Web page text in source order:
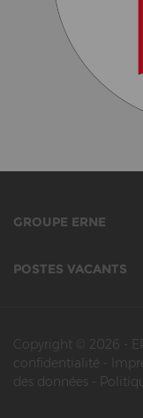
GROUPE ERNE
POSTES VACANTS
Copyright © 2026 -
confidentialité -
des données -